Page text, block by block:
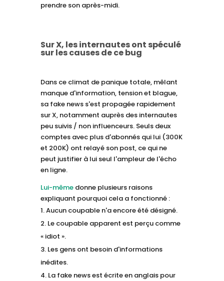
prendre son après-midi.
Sur X, les internautes ont spéculé
sur les causes de ce bug
Dans ce climat de panique totale, mêlant
manque d'information, tension et blague,
sa fake news s'est propagée rapidement
sur X, notamment auprès des internautes
peu suivis / non influenceurs. Seuls deux
comptes avec plus d'abonnés qui lui (300K
et 200K) ont relayé son post, ce qui ne
peut justifier à lui seul l'ampleur de l'écho
en ligne.
Lui-mêmedonne plusieurs raisons
expliquant pourquoi cela a fonctionné :
Aucun coupable n'a encore été désigné.
Le coupable apparent est perçu comme
« idiot ».
Les gens ont besoin d'informations
inédites.
La fake news est écrite en anglais pour